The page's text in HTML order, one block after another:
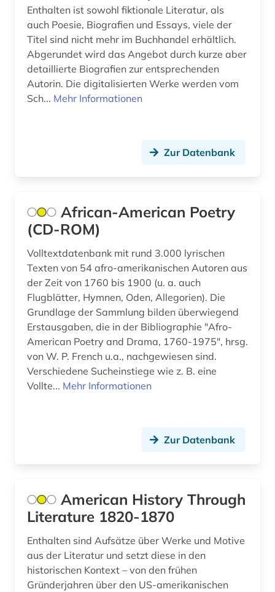
wörterbuch (3)
wörterbuch (1)
zeitschriftenaufsatz (2)
zeitung (2)
Enthalten ist sowohl fiktionale Literatur, als
auch Poesie, Biografien und Essays, viele der
Titel sind nicht mehr im Buchhandel erhältlich.
Abgerundet wird das Angebot durch kurze aber
detaillierte Biografien zur entsprechenden
Autorin. Die digitalisierten Werke werden vom
Sch... Mehr Informationen
Zur Datenbank
African-American Poetry
(CD-ROM)
Volltextdatenbank mit rund 3.000 lyrischen
Texten von 54 afro-amerikanischen Autoren aus
der Zeit von 1760 bis 1900 (u. a. auch
Flugblätter, Hymnen, Oden, Allegorien). Die
Grundlage der Sammlung bilden überwiegend
Erstausgaben, die in der Bibliographie "Afro-
American Poetry and Drama, 1760-1975", hrsg.
von W. P. French u.a., nachgewiesen sind.
Verschiedene Sucheinstiege wie z. B. eine
Vollte... Mehr Informationen
Zur Datenbank
American History Through
Literature 1820-1870
Enthalten sind Aufsätze über Werke und Motive
aus der Literatur und setzt diese in den
historischen Kontext – von den frühen
Gründerjahren über den US-amerikanischen